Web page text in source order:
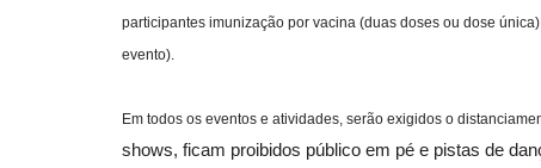
participantes imunização por vacina (duas doses ou dose
evento).
Em todos os eventos e atividades, serão exigidos o
shows, ficam proibidos público em pé e pistas de